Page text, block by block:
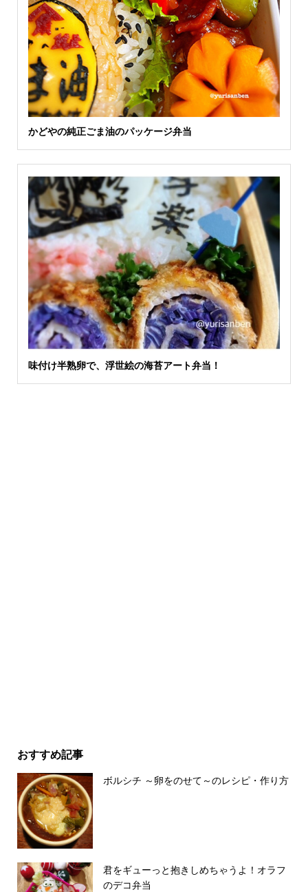
かどやの純正ごま油のパッケージ弁当
味付け半熟卵で、浮世絵の海苔アート弁当！
おすすめ記事
ボルシチ ～卵をのせて～のレシピ・作り方
君をギューっと抱きしめちゃうよ！オラフ
のデコ弁当